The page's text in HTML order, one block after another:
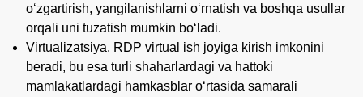
o‘zgartirish, yangilanishlarni o‘rnatish va boshqa usullar
orqali uni tuzatish mumkin bo‘ladi.
Virtualizatsiya. RDP virtual ish joyiga kirish imkonini
beradi, bu esa turli shaharlardagi va hattoki
mamlakatlardagi hamkasblar oʻrtasida samarali